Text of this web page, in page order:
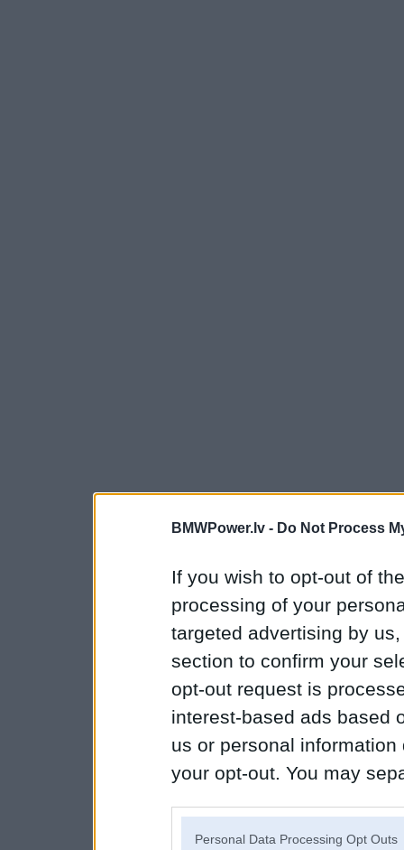
BMWPower.lv - Do Not Process
If you wish to opt-out of
processing of your
targeted advertising by
section to confirm your
opt-out request is
interest-based ads based
us or personal
your opt-out. You may
Personal Data Processing Opt Outs